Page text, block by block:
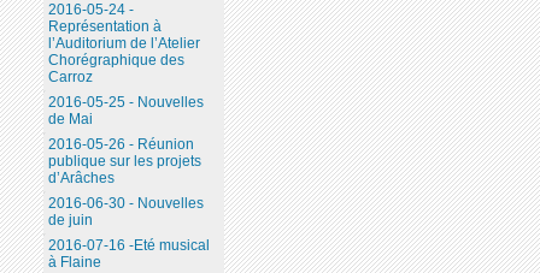
2016-05-24 -
Représentation à
l’Auditorium de l’Atelier
Chorégraphique des
Carroz
2016-05-25 - Nouvelles
de Mai
2016-05-26 - Réunion
publique sur les projets
d’Arâches
2016-06-30 - Nouvelles
de juin
2016-07-16 -Eté musical
à Flaine